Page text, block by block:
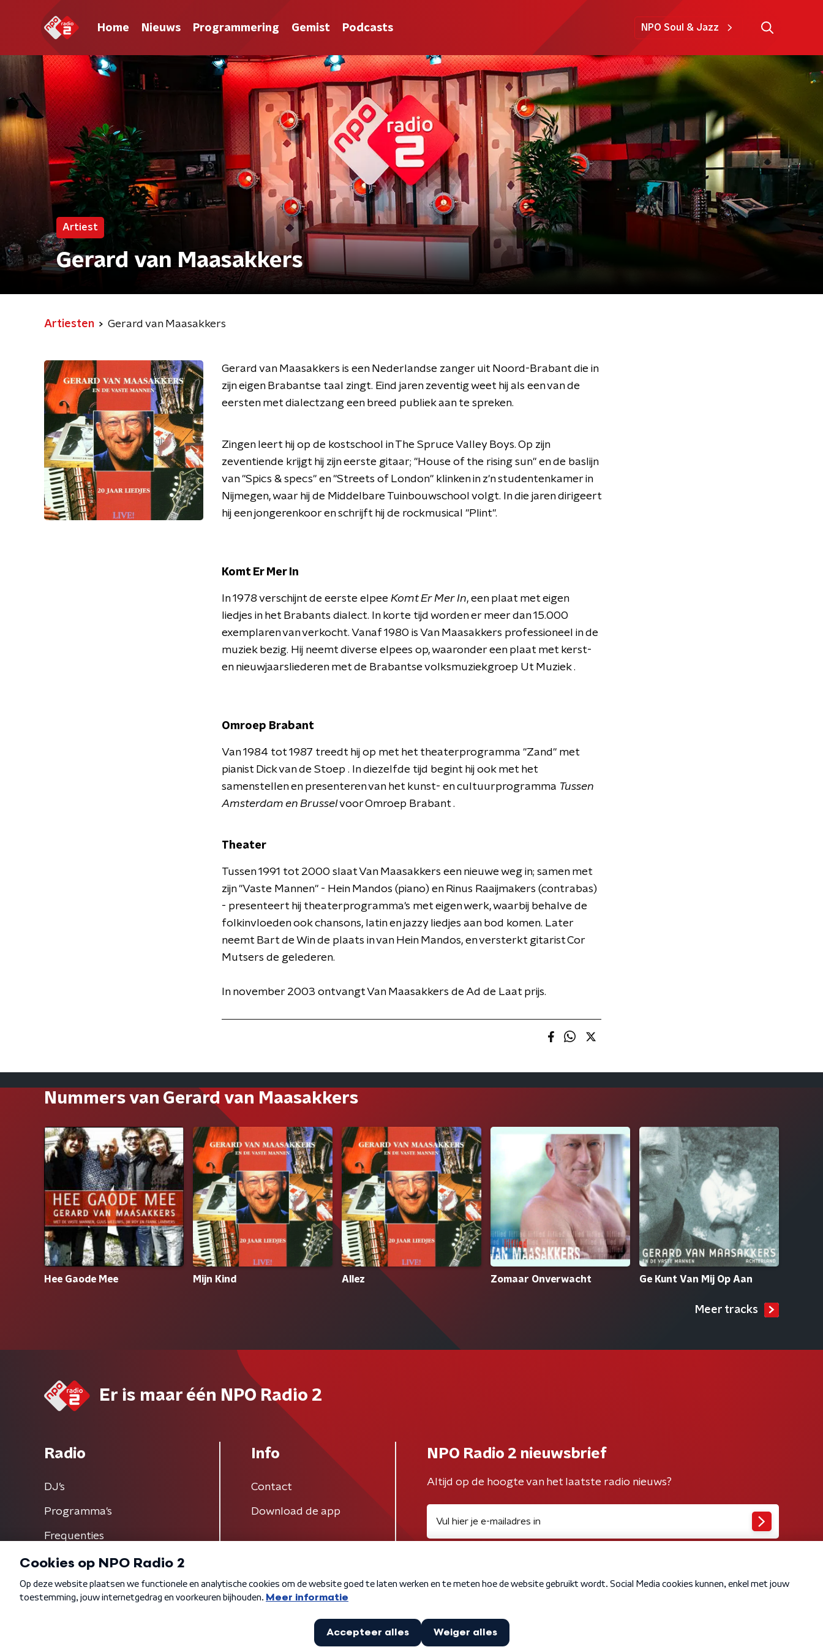
Home Nieuws Programmering Gemist Podcasts NPO Soul & Jazz
Artiest
Gerard van Maasakkers
Artiesten Gerard van Maasakkers
Gerard van Maasakkers is een Nederlandse zanger uit Noord-Brabant die in
zijn eigen Brabantse taal zingt. Eind jaren zeventig weet hij als een van de
eersten met dialectzang een breed publiek aan te spreken.
Zingen leert hij op de kostschool in The Spruce Valley Boys. Op zijn
zeventiende krijgt hij zijn eerste gitaar; "House of the rising sun" en de baslijn
van "Spics & specs" en "Streets of London" klinken in z'n studentenkamer in
Nijmegen, waar hij de Middelbare Tuinbouwschool volgt. In die jaren dirigeert
hij een jongerenkoor en schrijft hij de rockmusical "Plint".
Komt Er Mer In
In 1978 verschijnt de eerste elpee Komt Er Mer In, een plaat met eigen
liedjes in het Brabants dialect. In korte tijd worden er meer dan 15.000
exemplaren van verkocht. Vanaf 1980 is Van Maasakkers professioneel in de
muziek bezig. Hij neemt diverse elpees op, waaronder een plaat met kerst-
en nieuwjaarsliederen met de Brabantse volksmuziekgroep Ut Muziek .
Omroep Brabant
Van 1984 tot 1987 treedt hij op met het theaterprogramma "Zand" met
pianist Dick van de Stoep . In diezelfde tijd begint hij ook met het
samenstellen en presenteren van het kunst- en cultuurprogramma Tussen
Amsterdam en Brusselvoor Omroep Brabant .
Theater
Tussen 1991 tot 2000 slaat Van Maasakkers een nieuwe weg in; samen met
zijn "Vaste Mannen" - Hein Mandos (piano) en Rinus Raaijmakers (contrabas)
- presenteert hij theaterprogramma's met eigen werk, waarbij behalve de
folkinvloeden ook chansons, latin en jazzy liedjes aan bod komen. Later
neemt Bart de Win de plaats in van Hein Mandos, en versterkt gitarist Cor
Mutsers de gelederen.
In november 2003 ontvangt Van Maasakkers de Ad de Laat prijs.
Nummers van Gerard van Maasakkers
Hee Gaode Mee Mijn Kind Allez Zomaar Onverwacht Ge Kunt Van Mij Op Aan
Meer tracks
Er is maar één NPO Radio 2
Radio
DJ’s
Programma's
Frequenties
Info
Contact
Download de app
NPO Radio 2 nieuwsbrief
Altijd op de hoogte van het laatste radio nieuws?
Algemene voorwaarden Privacybeleid